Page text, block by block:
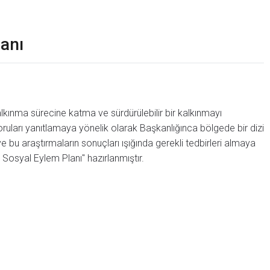
sürecine katma ve sürdürülebilir bir kalkınmayı
yanıtlamaya yönelik olarak Başkanlığınca bölgede bir dizi
bu araştırmaların sonuçları ışığında gerekli tedbirleri almaya
Eylem Planı" hazırlanmıştır.